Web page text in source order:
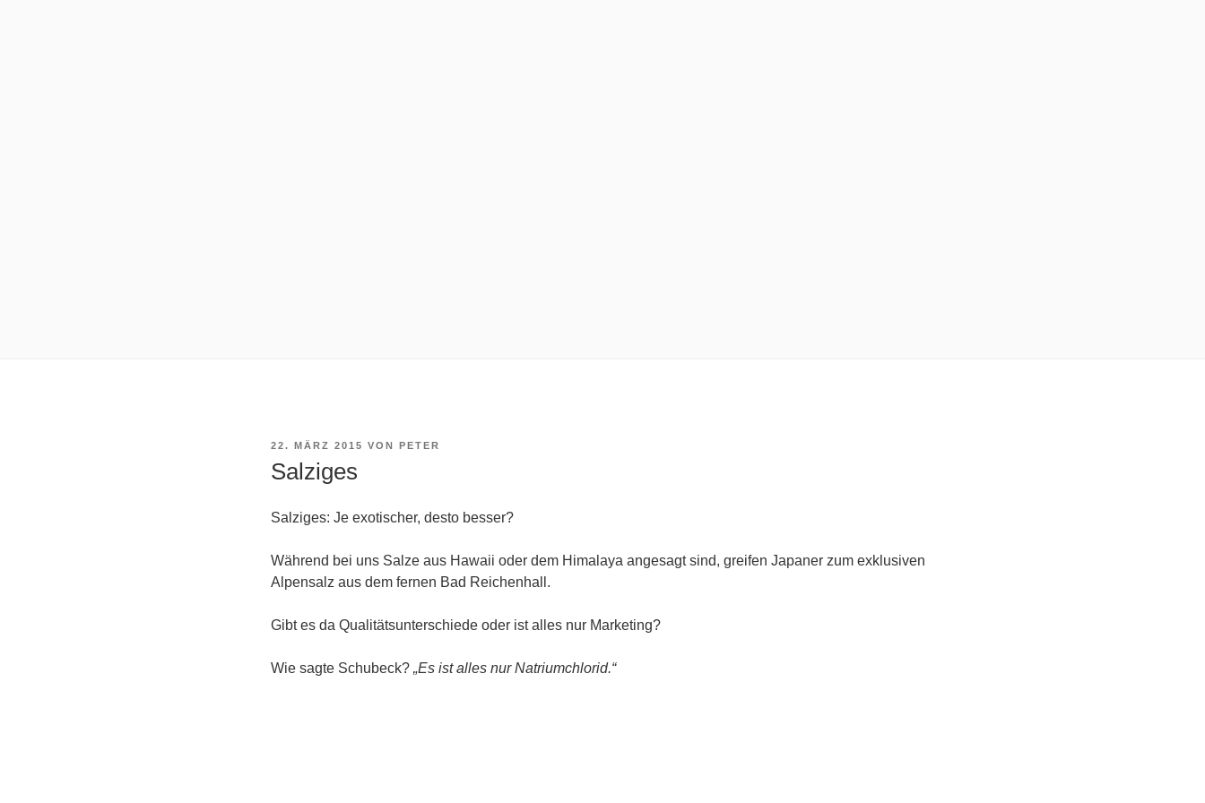
VERÖFFENTLICHT
22. MÄRZ 2015 VON PETER
Salziges
Salziges: Je exotischer, desto besser?
Während bei uns Salze aus Hawaii oder dem Himalaya angesagt sind, greifen Japaner zum exklusiven
Alpensalz aus dem fernen Bad Reichenhall.
Gibt es da Qualitätsunterschiede oder ist alles nur Marketing?
Wie sagte Schubeck? „Es ist alles nur Natriumchlorid.“